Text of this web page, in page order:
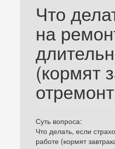
Что
на
(кормят
Суть вопроса:
Что делать, если
работе (кормят